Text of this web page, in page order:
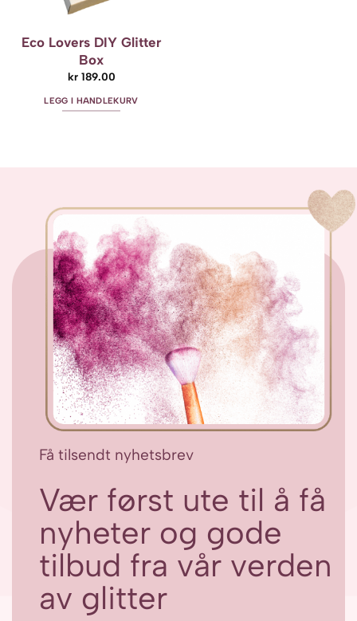
Eco Lovers DIY Glitter
Box
kr189.00
LEGG I HANDLEKURV
Få tilsendt nyhetsbrev
Vær først ute til å få
nyheter og gode
tilbud fra vår verden
av glitter